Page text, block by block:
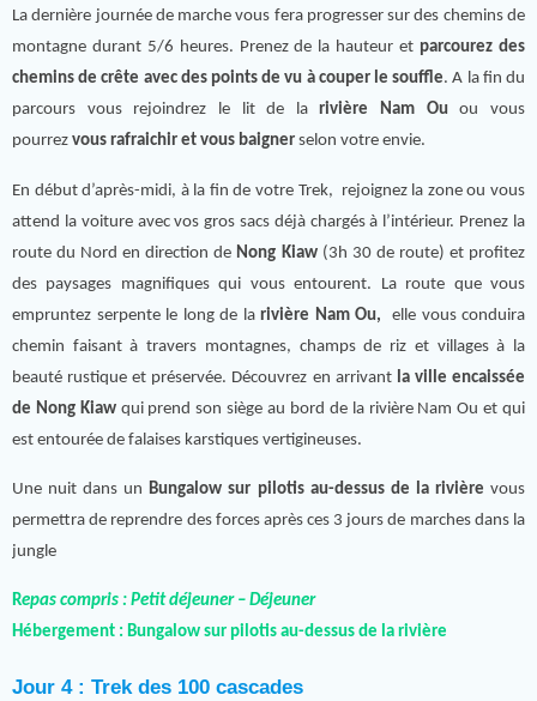
La dernière journée de marche vous fera progresser sur des chemins de
montagne durant 5/6 heures. Prenez de la hauteur et parcourez des
chemins de crête avec des points de vu à couper le souffle. A la fin du
parcours vous rejoindrez le lit de larivière Nam Ouou vous
pourrez vous rafraichir et vous baigner selon votre envie.
En début d’après-midi, à la fin de votre Trek, rejoignez la zone ou vous
attend la voiture avec vos gros sacs déjà chargés à l’intérieur. Prenez la
route du Nord en direction de Nong Kiaw(3h 30 de route) et profitez
des paysages magnifiques qui vous entourent. La route que vous
empruntez serpente le long de la rivière Nam Ou,
elle vous conduira
chemin faisant à travers montagnes, champs de riz et villages à la
beauté rustique et préservée. Découvrez en arrivantla ville encaissée
de Nong Kiawqui prend son siège au bord de la rivière Nam Ou et qui
est entourée de falaises karstiques vertigineuses.
Une nuit dans un Bungalow sur pilotis au-dessus de la rivière vous
permettra de reprendre des forces après ces 3 jours de marches dans la
jungle
Repas compris : Petit déjeuner – Déjeuner
Hébergement : Bungalow sur pilotis au-dessus de la rivière
Jour 4 : Trek des 100 cascades